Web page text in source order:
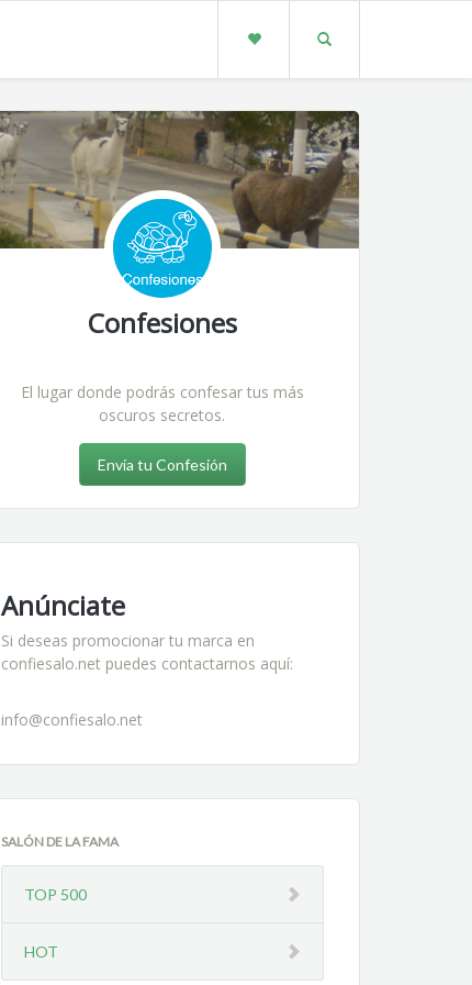
Confesiones
El lugar donde podrás confesar tus más
oscuros secretos.
Envía tu Confesión
Anúnciate
Si deseas promocionar tu marca en
confiesalo.net puedes contactarnos aquí:
info@confiesalo.net
SALÓN DE LA FAMA
TOP 500
HOT